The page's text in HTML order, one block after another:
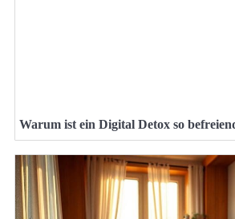
Warum ist ein Digital Detox so